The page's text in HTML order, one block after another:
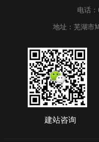
电话
地址：芜湖市
建站咨询